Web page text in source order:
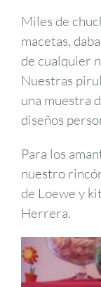
Miles de
macetas,
de cualquier
Nuestras
una muestra
diseños
Para los
nuestro
de Loewe y
Herrera.